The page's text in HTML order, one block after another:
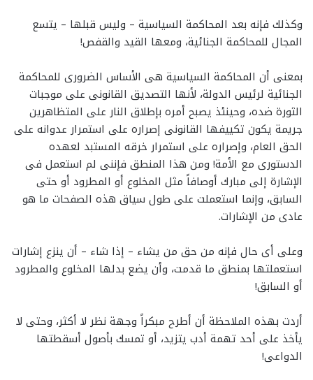
وكذلك فإنه بعد المحاكمة السياسية – وليس قبلها – يتسع
المجال للمحاكمة الجنائية، ومعها القيد والقفص!
بمعنى أن المحاكمة السياسية هى الأساس الضرورى للمحاكمة
الجنائية لرئيس الدولة، لأنها التصديق القانونى على موجبات
الثورة ضده، وحينئذ يصبح أمره بإطلاق النار على المتظاهرين
جريمة يكون تكييفها القانونى إصراره على استمرار عدوانه على
الحق العام، وإصراره على استمرار خرقه المستبد لعهده
الدستورى مع الأمة! ومن هذا المنطق فإننى لم استعمل فى
الإشارة إلى مبارك أوصافاً مثل المخلوع أو المطرود أو حتى
السابق، وإنما استعملت على طول سياق هذه الصفحات ما هو
عادى من الإشارات.
وعلى أى حال فإنه من حق من يشاء – إذا شاء – أن ينزع إشارات
استعملتها بمنطق ما قدمت، وأن يضع بدلها المخلوع والمطرود
أو السابق!
أردت بهذه الملاحظة أن أطرح مبكراً وجهة نظر لا أكثر، وحتى لا
يأخذ على أحد تهمة أدب يتزيد، أو تمسك بأصول أسقطتها
الدواعى!